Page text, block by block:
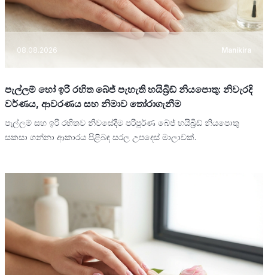
08.08.2026 Manikira
පැල්ලම් හෝ ඉරි රහිත බේජ් පැහැති හයිබ්‍රිඩ් නියපොතු: නිවැරදි
වර්ණය, ආවරණය සහ නිමාව තෝරාගැනීම
පැල්ලම් සහ ඉරි රහිතව නිවසේදීම පරිපූර්ණ බේජ් හයිබ්‍රිඩ් නියපොතු
සකසා ගන්නා ආකාරය පිළිබඳ සරල උපදෙස් මාලාවක්.